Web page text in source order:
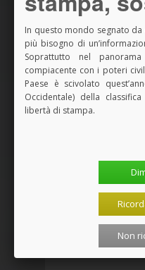
Un contributo,
può aiutare a
originale e
partecipazione.
Puoi pagare
credito, in
Condividi questo
In questo mondo segnato da
più bisogno di
Soprattutto nel
compiacente con i poteri
Paese è scivolato
Occidentale) della
libertà di stampa.
Non